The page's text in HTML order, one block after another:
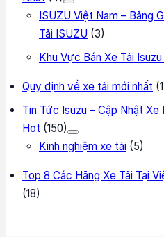
ISUZU Việt Nam – Bảng
Tải ISUZU (3)
Khu Vực Bán Xe Tải
Quy định về xe tải mới nhất
Tin Tức Isuzu – Cập Nhật
Hot (150)
Kinh nghiệm xe tải (5)
Top 8 Các Hãng Xe Tải Tại
(18)